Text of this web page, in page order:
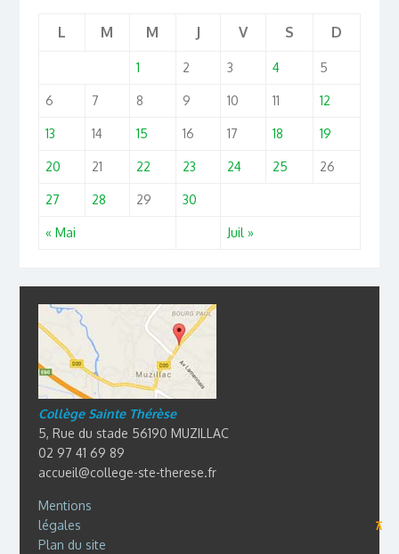
L M M J V S D
« Mai Juil »
1 2 3 4 5
6 7 8 9 10 11 12
13 14 15 16 17 18 19
20 21 22 23 24 25 26
27 28 29 30
Collège Sainte Thérèse
5, Rue du stade 56190 MUZILLAC
02 97 41 69 89
accueil@college-ste-therese.fr
Mentions
légales
⊼
Plan du site